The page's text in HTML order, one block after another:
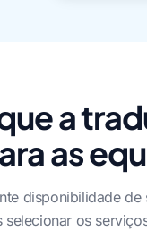
a
as
disponibilidade
selecionar os